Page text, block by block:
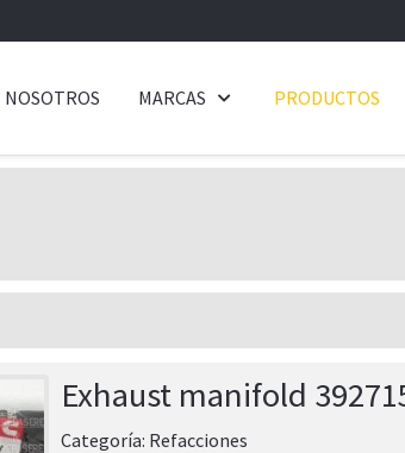
NOSOTROS MARCAS PRODUCTOS
Exhaust manifold
Categoría: Refacciones